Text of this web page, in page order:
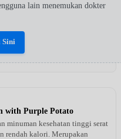
lain menemukan dokter
Sini
with Purple Potato
minuman kesehatan tinggi serat
rendah kalori. Merupakan